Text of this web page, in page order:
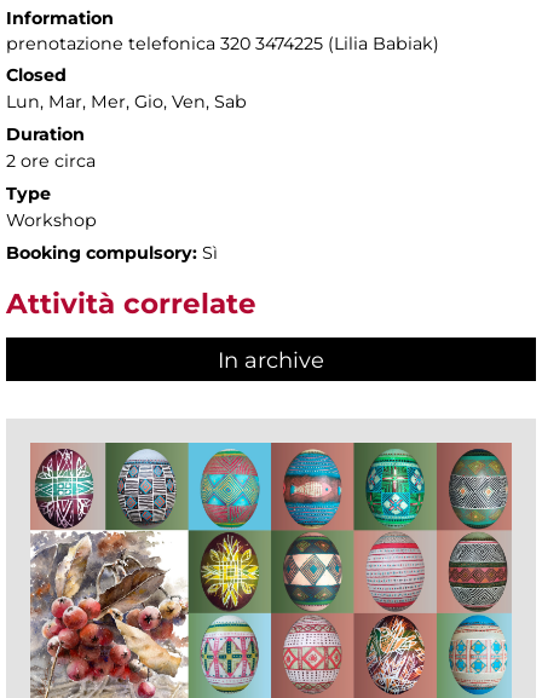
Information
prenotazione telefonica 320 3474225 (Lilia Babiak)
Closed
Lun, Mar, Mer, Gio, Ven, Sab
Duration
2 ore circa
Type
Workshop
Booking compulsory: Sì
Attività correlate
In archive